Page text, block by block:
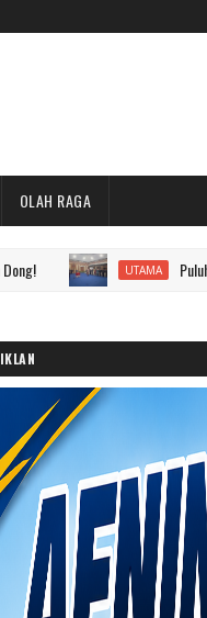
OLAH RAGA
UTAMA Puluhan Pejabat
IKLAN